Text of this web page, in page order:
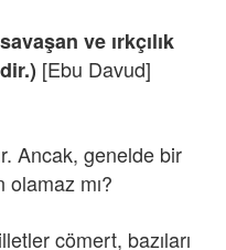
ve ırkçılık
[Ebu Davud]
Ancak, genelde bir
mı?
cömert, bazıları